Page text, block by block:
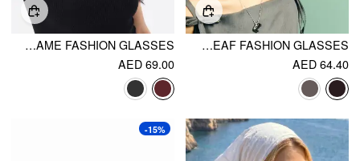
THE SWEET LEAF FASHION GLASSES
AED 64.40
OVAL FRAME FASHION GLASSES
AED 69.00
-15%